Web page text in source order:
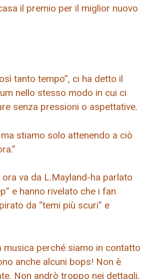
il premio per il miglior nuovo
tanto tempo”, ci ha detto il
nello stesso modo in cui ci
senza pressioni o aspettative.
ma stiamo solo attenendo a ciò
va da L.Mayland-ha parlato
e hanno rivelato che i fan
da “temi più scuri” e
musica perché siamo in contatto
anche alcuni bops! Non è
Non andrò troppo nei dettagli,